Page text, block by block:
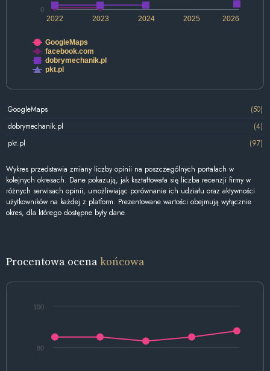
2022 2024 2026
2023 2025
0
GoogleMaps
facebook.com
dobrymechanik.pl
pkt.pl
GoogleMaps
(50)
dobrymechanik.pl
(4)
pkt.pl
(97)
Wykres przedstawia zmiany liczby opinii na poszczególnych portalach w
kolejnych okresach. Dane pokazują, jak kształtowała się liczba recenzji firmy w
różnych serwisach opinii, umożliwiając porównanie ich udziału oraz aktywności
użytkowników na każdej z platform. Prezentowane wartości obejmują wyłącznie
okres, dla którego dostępne były dane.
Procentowa ocenakońcowa
80
100